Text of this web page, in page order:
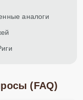
аналоги
(FAQ)